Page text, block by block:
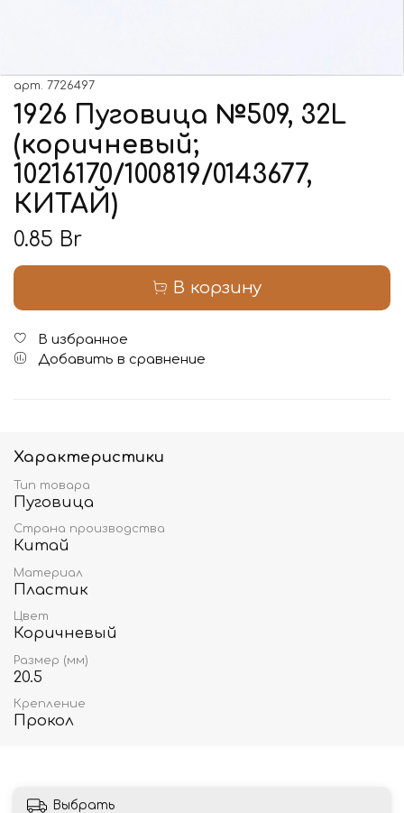
арт. 7726497
1926 Пуговица №509, 32L
(коричневый;
10216170/100819/0143677,
КИТАЙ)
0.85 Br
В корзину
В избранное
Добавить в сравнение
Характеристики
Тип товара
Пуговица
Страна производства
Китай
Материал
Пластик
Цвет
Коричневый
Размер (мм)
20.5
Крепление
Прокол
Выбрать